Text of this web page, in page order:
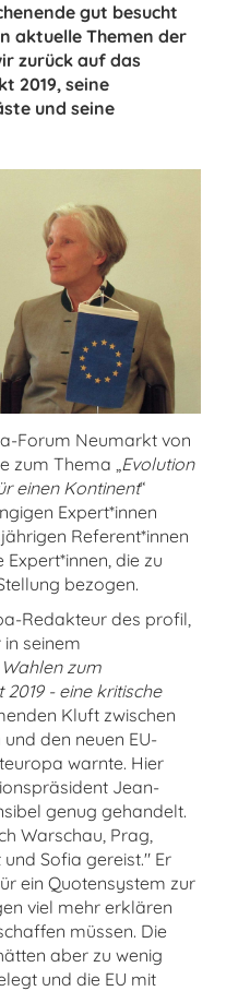
gut besucht
aktuelle Themen der
zurück auf das
2019, seine
und seine
Forum Neumarkt von
zum Thema „Evolution
einen Kontinent“
Expert*innen
Referent*innen
die zu
bezogen.
Redakteur des profil,
in seinem
zum
- eine kritische
Kluft zwischen
den neuen EU-
warnte. Hier
Jean-
genug gehandelt.
Warschau, Prag,
Sofia gereist." Er
ein Quotensystem zur
viel mehr erklären
müssen. Die
aber zu wenig
und die EU mit